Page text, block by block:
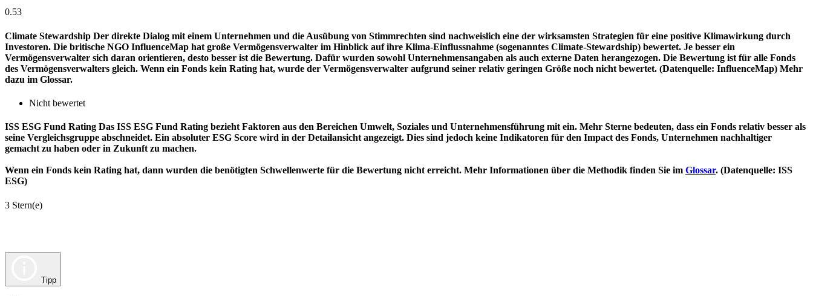
0.53
Climate Stewardship Der direkte Dialog mit einem Unternehmen und die Ausübung von Stimmrechten sind nachweislich eine der wirksamsten Strategien für eine positive Klimawirkung durch
Investoren. Die britische NGO InfluenceMap hat große Vermögensverwalter im Hinblick auf ihre Klima-Einflussnahme (sogenanntes Climate-Stewardship) bewertet. Je besser ein
Vermögensverwalter sich daran orientieren, desto besser ist die Bewertung. Dafür wurden sowohl Unternehmensangaben als auch externe Daten herangezogen. Die Bewertung ist für alle Fonds
des Vermögensverwalters gleich. Wenn ein Fonds kein Rating hat, wurde der Vermögensverwalter aufgrund seiner relativ geringen Größe noch nicht bewertet. (Datenquelle: InfluenceMap) Mehr
dazu im Glossar.
Nicht bewertet
ISS ESG Fund Rating Das ISS ESG Fund Rating bezieht Faktoren aus den Bereichen Umwelt, Soziales und Unternehmensführung mit ein. Mehr Sterne bedeuten, dass ein Fonds relativ besser als
seine Vergleichsgruppe abschneidet. Ein absoluter ESG Score wird in der Detailansicht angezeigt. Dies sind jedoch keine Indikatoren für den Impact des Fonds, Unternehmen nachhaltiger
gemacht zu haben oder in Zukunft zu machen.
Wenn ein Fonds kein Rating hat, dann wurden die benötigten Schwellenwerte für die Bewertung nicht erreicht. Mehr Informationen über die Methodik finden Sie im Glossar. (Datenquelle: ISS
ESG)
3 Stern(e)
Tipp